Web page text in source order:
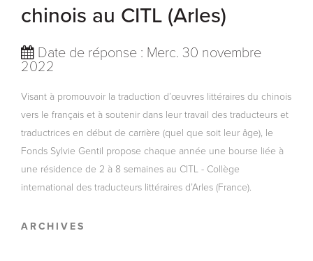
chinois au CITL (Arles)
Date de réponse : Merc. 30 novembre
2022
Visant à promouvoir la traduction d’œuvres littéraires du chinois
vers le français et à soutenir dans leur travail des traducteurs et
traductrices en début de carrière (quel que soit leur âge), le
Fonds Sylvie Gentil propose chaque année une bourse liée à
une résidence de 2 à 8 semaines au CITL - Collège
international des traducteurs littéraires d’Arles (France).
ARCHIVES